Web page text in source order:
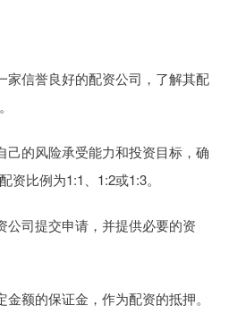
家信誉良好的配资公司，了解其配
己的风险承受能力和投资目标，确
资比例为1:1、1:2或1:3。
公司提交申请，并提供必要的资
额的保证金，作为配资的抵押。